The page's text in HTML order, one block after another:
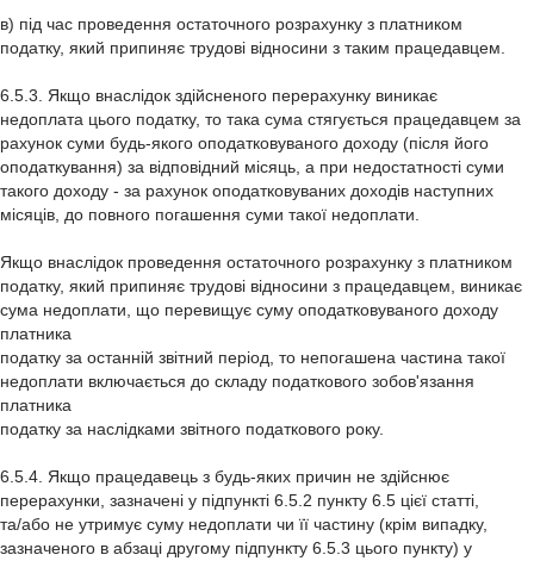
в) під час проведення остаточного розрахунку з платником
податку, який припиняє трудові відносини з таким працедавцем.
6.5.3. Якщо внаслідок здійсненого перерахунку виникає
недоплата цього податку, то така сума стягується працедавцем за
рахунок суми будь-якого оподатковуваного доходу (після його
оподаткування) за відповідний місяць, а при недостатності суми
такого доходу - за рахунок оподатковуваних доходів наступних
місяців, до повного погашення суми такої недоплати.
Якщо внаслідок проведення остаточного розрахунку з платником
податку, який припиняє трудові відносини з працедавцем, виникає
сума недоплати, що перевищує суму оподатковуваного доходу
платника
податку за останній звітний період, то непогашена частина такої
недоплати включається до складу податкового зобов'язання
платника
податку за наслідками звітного податкового року.
6.5.4. Якщо працедавець з будь-яких причин не здійснює
перерахунки, зазначені у підпункті 6.5.2 пункту 6.5 цієї статті,
та/або не утримує суму недоплати чи її частину (крім випадку,
зазначеного в абзаці другому підпункту 6.5.3 цього пункту) у